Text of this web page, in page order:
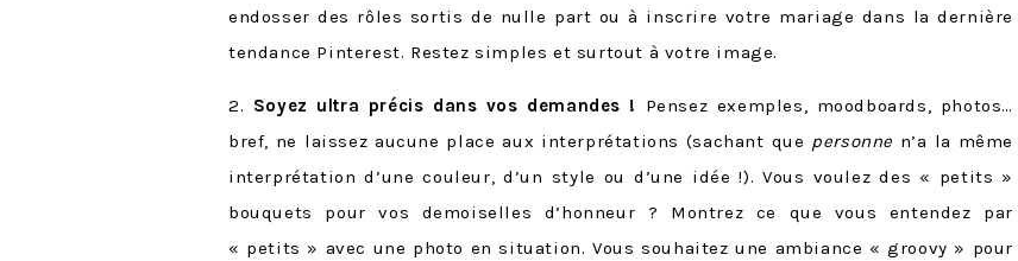
endosser des rôles sortis de nulle part ou à inscrire votre mariage dans la dernière
tendance Pinterest. Restez simples et surtout à votre image.
2. Soyez ultra précis dans vos demandes !
Pensez exemples, moodboards, photos…
bref, ne laissez aucune place aux interprétations (sachant que personne n’a la même
interprétation d’une couleur, d’un style ou d’une idée !). Vous voulez des « petits »
bouquets pour vos demoiselles d’honneur ? Montrez ce que vous entendez par
« petits » avec une photo en situation. Vous souhaitez une ambiance « groovy » pour